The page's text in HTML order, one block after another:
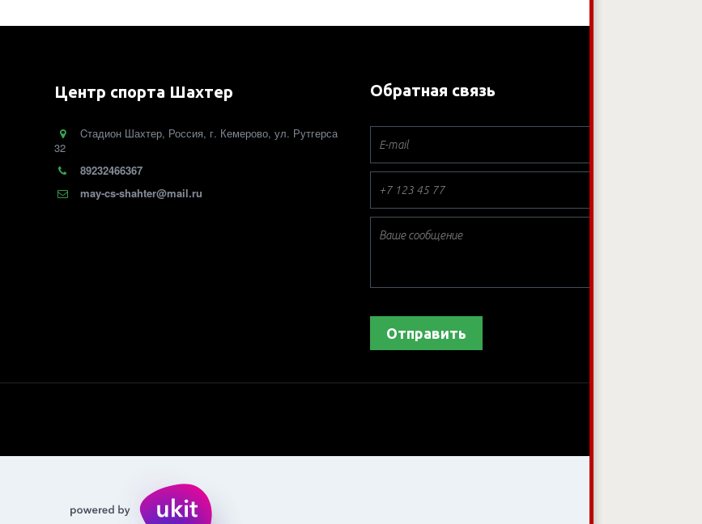
Центр спорта Шахтер
Cтадион Шахтер, Россия, г. Кемерово,ул. Рутгерса
32
89232466367
may-cs-shahter@mail.ru
Обратная связь
Отправить